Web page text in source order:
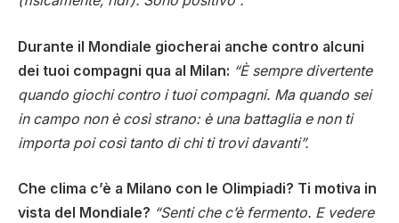
Durante il Mondiale giocherai anche contro alcuni
dei tuoi compagni qua al Milan: “È sempre divertente
quando giochi contro i tuoi compagni. Ma quando sei
in campo non è così strano: è una battaglia e non ti
importa poi così tanto di chi ti trovi davanti”.
Che clima c’è a Milano con le Olimpiadi? Ti motiva in
vista del Mondiale? “Senti che c’è fermento. E vedere